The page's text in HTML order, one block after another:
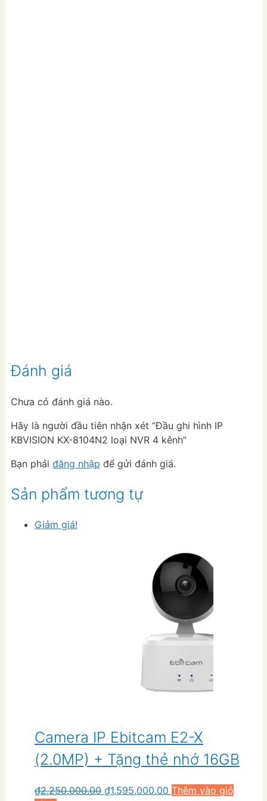
Đánh giá
Chưa có đánh giá nào.
Hãy là người đầu tiên nhận xét “Đầu ghi hình IP
KBVISION KX-8104N2 loại NVR 4 kênh”
Bạn phải đăng nhập để gửi đánh giá.
Sản phẩm tương tự
Giảm giá!
Camera IP Ebitcam E2-X
(2.0MP) + Tặng thẻ nhớ 16GB
₫2,250,000.00 Giá
₫1,595,000.00 Giá
Thêm vào giỏ